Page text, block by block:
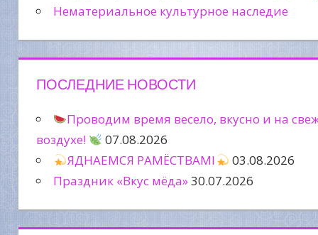
Нематериальное культурное наследие
ПОСЛЕДНИЕ НОВОСТИ
Проводим время весело, вкусно и на
воздухе!
07.08.2026
ЯДНАЕМСЯ РАМЁСТВАМІ
03.08.2026
Праздник «Вкус мёда»30.07.2026